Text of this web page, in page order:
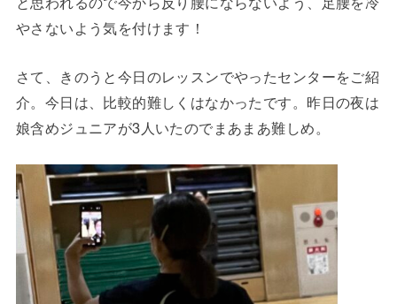
やさないよう気を付けます！
さて、きのうと今日のレッスンでやったセンターをご紹
介。今日は、比較的難しくはなかったです。昨日の夜は
娘含めジュニアが3人いたのでまあまあ難しめ。